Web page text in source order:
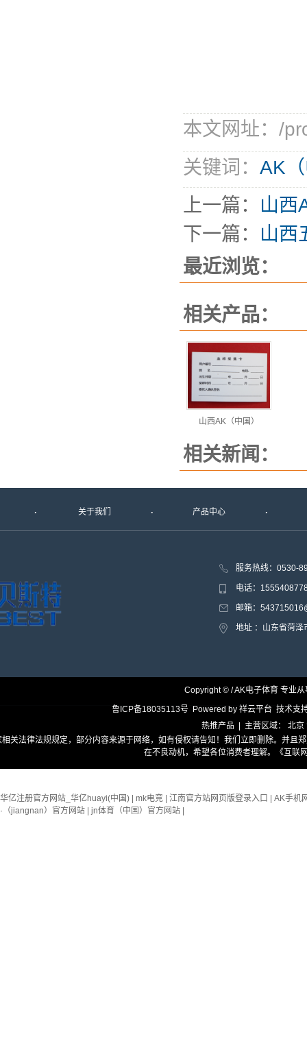
本文网址：/
关键词： AK
上一篇： 山西
下一篇： 山西
最近浏览：
相关产品：
山西AK（中国）
相关新闻：
关于我们 产品中心
服务热线：
电话：
邮箱：
地址 ：山东省菏
Copyright © / AK电子体育 专业从
鲁ICP备18035113号 Powered by 祥云平台 技术支
热推产品 | 主营区域： 北京
关法律法规规定，部分内容来源于网络，如有侵权请告知！我们立即删除。并
在不良动机，希望各位消费者理解。
《互联
华亿注册官方网站_华亿huayi(中国) | mk电竞 | 江南官方站网页版登录入口 | AK手机
·（jiangnan）官方网站 | jn体育（中国）官方网站 |